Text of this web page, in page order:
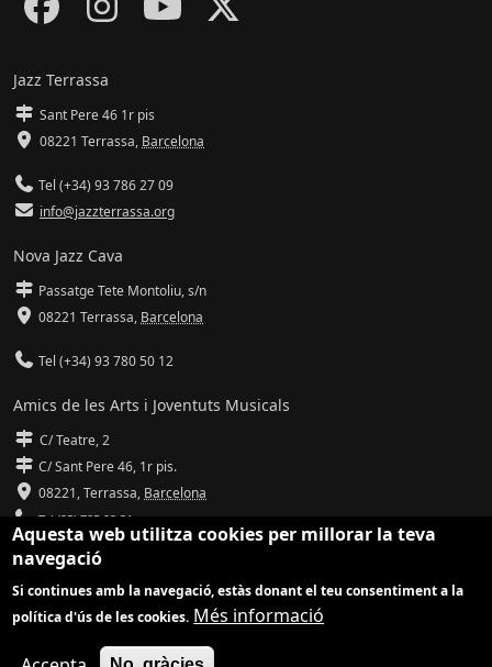
Jazz Terrassa
Sant Pere 46 1r pis
08221 Terrassa, Barcelona
Tel (+34) 93 786 27 09
info@jazzterrassa.org
Nova Jazz Cava
Passatge Tete Montoliu, s/n
08221 Terrassa, Barcelona
Tel (+34) 93 780 50 12
Amics de les Arts i Joventuts Musicals
C/ Teatre, 2
C/ Sant Pere 46, 1r pis.
08221,Terrassa, Barcelona
Tel (93) 785 92 31
info@amicsdelesarts-jjmm.cat
www.amicsdelesarts-jjmm.cat
Adaptació de
Aquesta web utilitza cookies per millorar la teva
navegació
Si continues amb la navegació, estàs donant el teu consentiment a la
política d'ús de les cookies. Més informació